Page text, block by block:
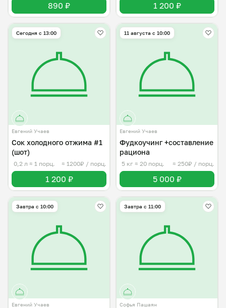
890 ₽ 1 200 ₽
Сегодня с 13:00
Евгений Учаев
Сок холодного отжима #1
(шот)
0,2 л ≈ 1 порц. ≈ 1200₽ / порц.
1 200 ₽
11 августа с 10:00
Евгений Учаев
Фудкоучинг +составление
рациона
5 кг ≈ 20 порц. ≈ 250₽ / порц.
5 000 ₽
Завтра c 10:00
Евгений Учаев
Завтра c 11:00
Софья Пашаян